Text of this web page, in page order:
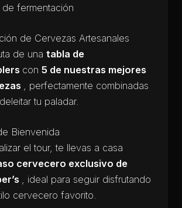
de fermentación
de Cervezas Artesanales
de unatabla de
con5 de nuestras mejores
, perfectamente combinadas
tu paladar.
Bienvenida
el tour, te llevas a casa
cervecero exclusivo de
, ideal para seguir disfrutando
cervecero favorito.